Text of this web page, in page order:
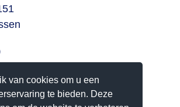
van cookies om u een
te bieden. Deze